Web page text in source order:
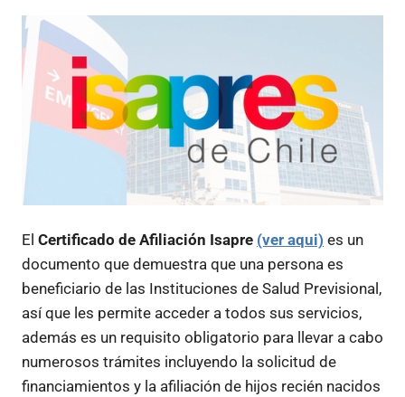
El Certificado de Afiliación Isapre (ver aqui) es un
documento que demuestra que una persona es
beneficiario de las Instituciones de Salud Previsional,
así que les permite acceder a todos sus servicios,
además es un requisito obligatorio para llevar a cabo
numerosos trámites incluyendo la solicitud de
financiamientos y la afiliación de hijos recién nacidos